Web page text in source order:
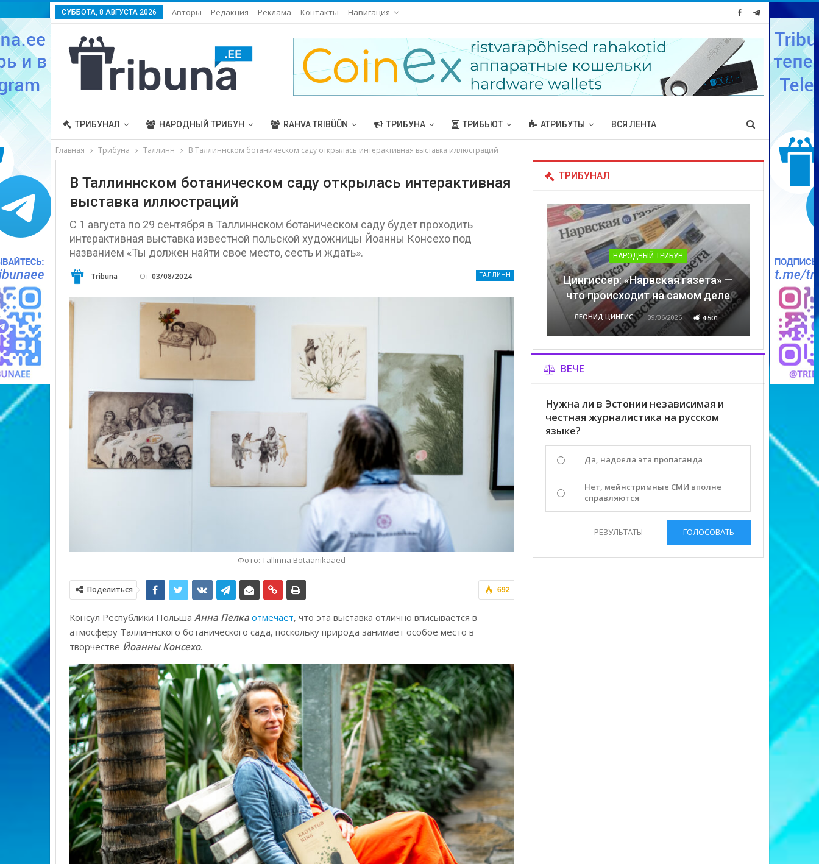
СУББОТА, 8 АВГУСТА 2026 Авторы Редакция Реклама Контакты Навигация
ТРИБУНАЛ НАРОДНЫЙ ТРИБУН RAHVA TRIBÜÜN ТРИБУНА ТРИБЬЮТ АТРИБУТЫ ВСЯ ЛЕНТА
Главная Трибуна Таллинн В Таллиннском ботаническом саду открылась интерактивная выставка иллюстраций
В Таллиннском ботаническом саду открылась интерактивная
выставка иллюстраций
С 1 августа по 29 сентября в Таллиннском ботаническом саду будет проходить
интерактивная выставка известной польской художницы Йоанны Консехо под
названием «Ты должен найти свое место, сесть и ждать».
ТАЛЛИНН
Tribuna От 03/08/2024
Фото: Tallinna Botaanikaaed
692
Поделиться
Консул Республики Польша Анна Пелка отмечает, что эта выставка отлично вписывается в
атмосферу Таллиннского ботанического сада, поскольку природа занимает особое место в
творчестве Йоанны Консехо.
ТРИБУНАЛ
НАРОДНЫЙ ТРИБУН
Цингиссер: «Нарвская газета» —
что происходит на самом деле
ЛЕОНИД ЦИНГИССЕР 09/06/2026 4 501
ВЕЧЕ
Нужна ли в Эстонии независимая и
честная журналистика на русском
языке?
Да, надоела эта пропаганда
Нет, мейнстримные СМИ вполне
справляются
РЕЗУЛЬТАТЫ ГОЛОСОВАТЬ